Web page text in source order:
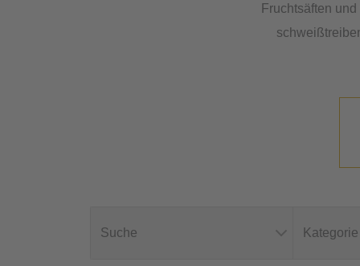
Fruchtsäften
Suche Kategorie